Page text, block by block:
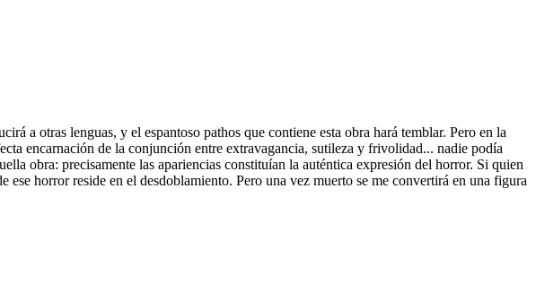
a otras lenguas, y el espantoso pathos que contiene esta obra hará temblar. Pero en la
encarnación de la conjunción entre extravagancia, sutileza y frivolidad... nadie podía
obra: precisamente las apariencias constituían la auténtica expresión del horror. Si quien
horror reside en el desdoblamiento. Pero una vez muerto se me convertirá en una figura